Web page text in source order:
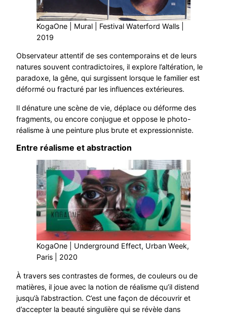
KogaOne | Mural | Festival Waterford Walls |
2019
Observateur attentif de ses contemporains et de leurs
natures souvent contradictoires, il explore l’altération, le
paradoxe, la gêne, qui surgissent lorsque le familier est
déformé ou fracturé par les influences extérieures.
Il dénature une scène de vie, déplace ou déforme des
fragments, ou encore conjugue et oppose le photo-
réalisme à une peinture plus brute et expressionniste.
Entre réalisme et abstraction
KogaOne | Underground Effect, Urban Week,
Paris | 2020
À travers ses contrastes de formes, de couleurs ou de
matières, il joue avec la notion de réalisme qu’il distend
jusqu’à l’abstraction. C’est une façon de découvrir et
d’accepter la beauté singulière qui se révèle dans